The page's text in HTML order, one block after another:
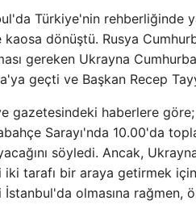
Türkiye'nin rehberliğinde
kaosa dönüştü. Rusya
gereken Ukrayna
geçti ve Başkan Recep
gazetesindeki haberlere
Sarayı'nda 10.00'da
söyledi. Ancak,
iki tarafı bir araya getirmek
İstanbul'da olmasına rağmen,